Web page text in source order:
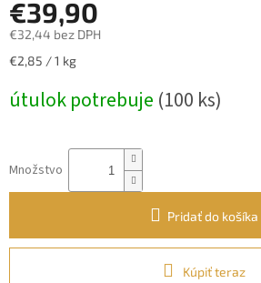
€39,90
€32,44 bez DPH
Jednotková
€2,85 / 1 kg
útulok potrebuje (100 ks)
Množstvo
Pridať do košíka
Kúpiť teraz